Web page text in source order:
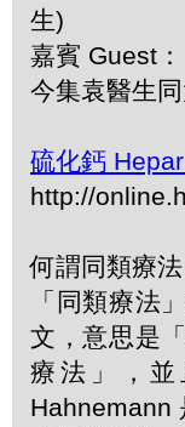
生)
嘉賓 Guest：
今集袁醫生
硫化鈣
http://
何謂同類療
「同類療法
文，意思是
療法」，
Hahnemann